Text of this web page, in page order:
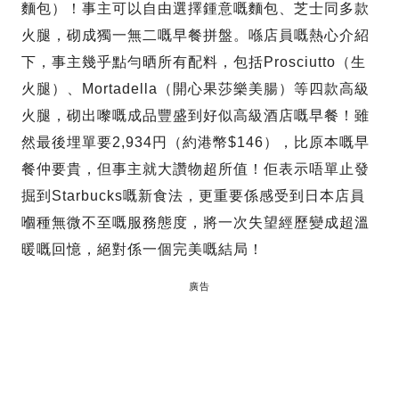
麵包）！事主可以自由選擇鍾意嘅麵包、芝士同多款
火腿，砌成獨一無二嘅早餐拼盤。喺店員嘅熱心介紹
下，事主幾乎點勻晒所有配料，包括Prosciutto（生
火腿）、Mortadella（開心果莎樂美腸）等四款高級
火腿，砌出嚟嘅成品豐盛到好似高級酒店嘅早餐！雖
然最後埋單要2,934円（約港幣$146），比原本嘅早
餐仲要貴，但事主就大讚物超所值！佢表示唔單止發
掘到Starbucks嘅新食法，更重要係感受到日本店員
嗰種無微不至嘅服務態度，將一次失望經歷變成超溫
暖嘅回憶，絕對係一個完美嘅結局！
廣告